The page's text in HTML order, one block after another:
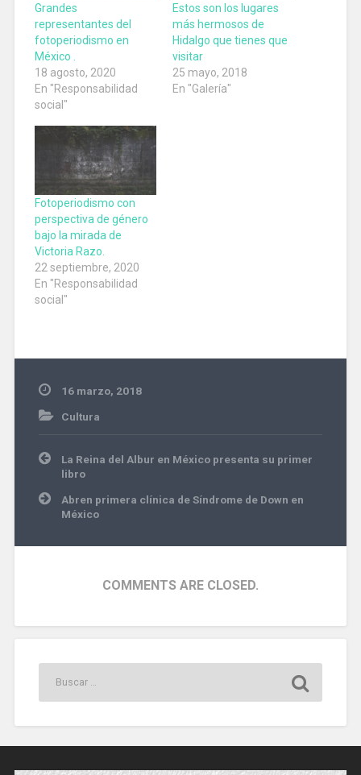
Grandes
representantes del
fotoperiodismo en
México .
18 agosto, 2020
En "Responsabilidad
social"
Estos son los lugares
más hermosos de
Hidalgo que tienes que
visitar
25 mayo, 2018
En "Galería"
Fotoperiodismo con
perspectiva de género
bajo la mirada de
Victoria Razo.
22 septiembre, 2020
En "Responsabilidad
social"
16 marzo, 2018
Cultura
Navegación
de
entradas
La Reina del Albur en México presenta su primer
libro
Abren primera clínica de Síndrome de Down en
México
COMMENTS ARE CLOSED.